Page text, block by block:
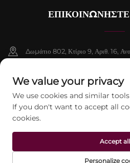
Δωμάτιο 802, Κτίριο 9, Αριθ. 16,
+86-13911459627
[email protected]
Πνευματικά δικαιώματα © 2026 Beijing
Με επιφύλαξη παντός δικαιώματος.
We value your privacy
We use cookies and similar
If you don't want to accept all
cookies.
Personalize
Accept all